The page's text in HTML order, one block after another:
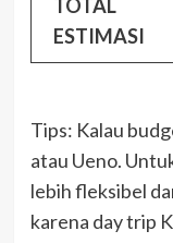
TOTAL
ESTIMASI
Tips: Kalau
atau Ueno.
lebih fleksibel
karena day trip